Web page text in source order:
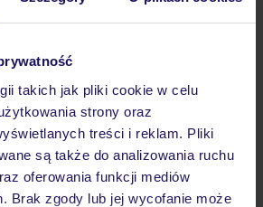
takich jak pliki cookie w celu
strony oraz
treści i reklam. Pliki
są także do analizowania ruchu
oferowania funkcji mediów
Brak zgody lub jej wycofanie może